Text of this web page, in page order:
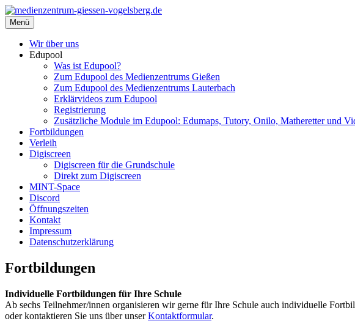
Zum
Inhalt
springen
medienzentrum-giessen-vogelsberg.de
Regionales Medienzentrum Gießen-Vogelsberg
Menü
Wir über uns
Edupool
Was ist Edupool?
Zum Edupool des Medienzentrums Gießen
Zum Edupool des Medienzentrums Lauterbach
Erklärvideos zum Edupool
Registrierung
Zusätzliche Module im Edupool: Edumaps, Tutory, Onilo, Matheretter und
Fortbildungen
Verleih
Digiscreen
Digiscreen für die Grundschule
Direkt zum Digiscreen
MINT-Space
Discord
Öffnungszeiten
Kontakt
Impressum
Datenschutzerklärung
Fortbildungen
Individuelle Fortbildungen für Ihre Schule
Ab sechs Teilnehmer/innen organisieren wir gerne für Ihre Schule auch individuelle
oder kontaktieren Sie uns über unserKontaktformular.